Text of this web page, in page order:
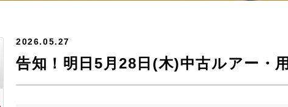
2026.05.27
告知！明日5月28日(木)中古ルアー・